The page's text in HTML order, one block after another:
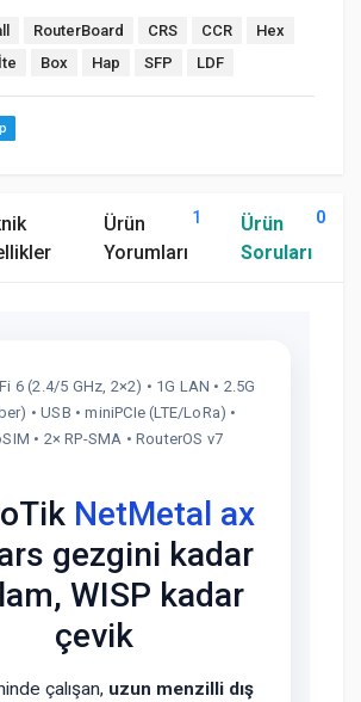
RouterBoard CRS CCR
Hex
Box Hap SFP LDF
Ürün
Yorumları
1
Ürün
Soruları
0
6 (2.4/5 GHz, 2×2) • 1G LAN • 2.5G
• USB • miniPCIe (LTE/LoRa) •
• 2× RP-SMA • RouterOS v7
NetMetal ax
gezgini kadar
WISP kadar
çevik
çalışan, uzun menzilli dış